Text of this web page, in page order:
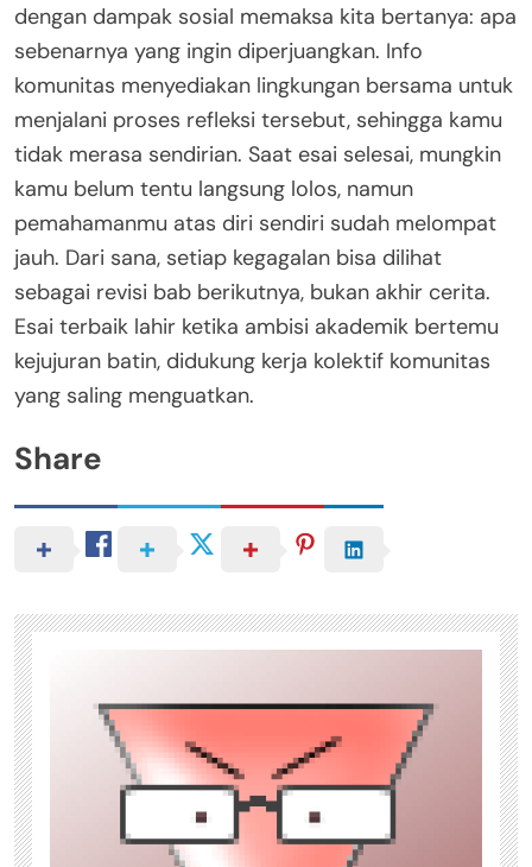
dengan dampak sosial memaksa kita bertanya: apa
sebenarnya yang ingin diperjuangkan. Info
komunitas menyediakan lingkungan bersama untuk
menjalani proses refleksi tersebut, sehingga kamu
tidak merasa sendirian. Saat esai selesai, mungkin
kamu belum tentu langsung lolos, namun
pemahamanmu atas diri sendiri sudah melompat
jauh. Dari sana, setiap kegagalan bisa dilihat
sebagai revisi bab berikutnya, bukan akhir cerita.
Esai terbaik lahir ketika ambisi akademik bertemu
kejujuran batin, didukung kerja kolektif komunitas
yang saling menguatkan.
Share